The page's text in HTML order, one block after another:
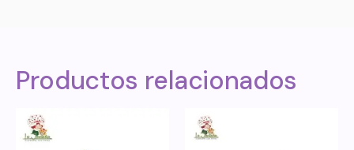
Productos relacionados